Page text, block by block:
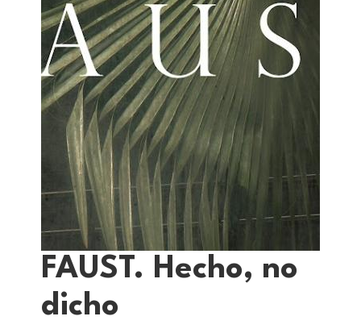
FAUST. Hecho, no
dicho